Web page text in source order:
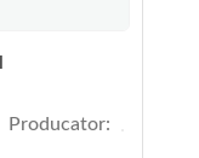
Producator: